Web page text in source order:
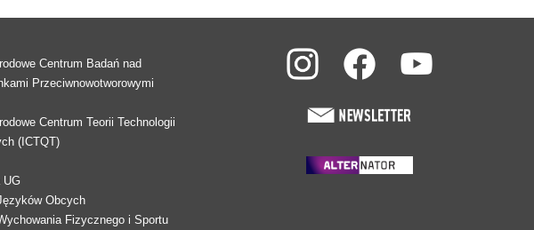
Centrum Badań nad
Przeciwnowotworowymi
Centrum Teorii Technologii
(ICTQT)
UG
Obcych
Fizycznego i Sportu